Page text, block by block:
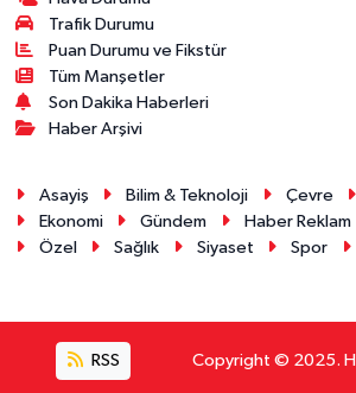
Trafik Durumu
Puan Durumu ve Fikstür
Tüm Manşetler
Son Dakika Haberleri
Haber Arşivi
Asayiş Bilim & Teknoloji Çevre
Ekonomi
Gündem Haber Reklam
Özel
Sağlık Siyaset Spor
RSS Copyright © 2025.